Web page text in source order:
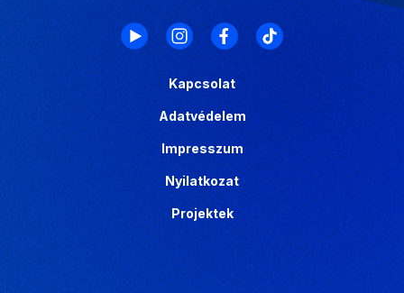
Kapcsolat
Adatvédelem
Impresszum
Nyilatkozat
Projektek